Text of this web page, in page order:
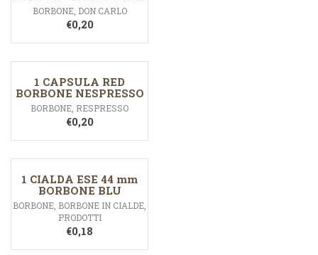
BORBONE, DON CARLO
€0,20
1 CAPSULA RED
BORBONE NESPRESSO
BORBONE RESPRESSO
€0,20
1 CIALDA ESE 44 mm
BORBONE BLU
BORBONE BORBONE IN CIALDE
PRODOTTI
€0,18